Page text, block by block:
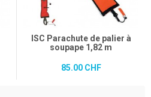
ISC Parachute de palier à
soupape 1,82 m
85.00 CHF